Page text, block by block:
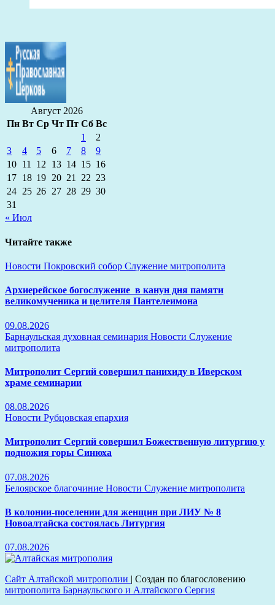
Август 2026
Пн Вт Ср Чт Пт Сб Вс
1
2
3
4 5 6 7 8
9
10 11 12 13 14 15 16
17 18 19 20 21 22 23
24 25 26 27 28 29 30
31
« Июл
Читайте также
Новости Покровский собор Служение митрополита
Архиерейское богослужение в канун дня памяти
великомученика и целителя Пантелеимона
09.08.2026
Барнаульская духовная семинария Новости Служение
митрополита
Митрополит Сергий совершил панихиду в Иверском
храме семинарии
08.08.2026
Новости Рубцовская епархия
Митрополит Сергий совершил Божественную литургию у
подножия горы Синюха
07.08.2026
Белоярское благочиние Новости Служение митрополита
В колонии-поселении для женщин при ЛИУ № 8
Новоалтайска состоялась Литургия
07.08.2026
Сайт Алтайской митрополии | Создан по благословению
митрополита Барнаульского и Алтайского Сергия